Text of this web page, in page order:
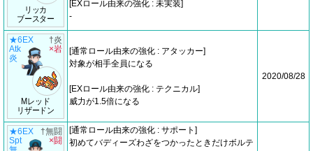
リッカ
ブースター
[EXロール由来の強化 : 未実装]
-
★6EX
Atk
炎
Mレッド
リザードン
†炎
×岩
[通常ロール由来の強化 : アタッカー]
対象が相手全員になる
[EXロール由来の強化 : テクニカル]
威力が1.5倍になる
2020/08/28
★6EX
Spt
†無闘
×闘
[通常ロール由来の強化 : サポート]
初めてバディーズわざをつかったときだけボルテ